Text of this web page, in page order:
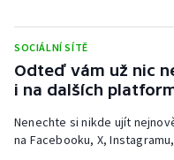
Stolní tenis
Triatlon
Veslování
SOCIÁLNÍ SÍTĚ
Odteď vám už nic
i na dalších
Nenechte si nikde ujít
na Facebooku, X,